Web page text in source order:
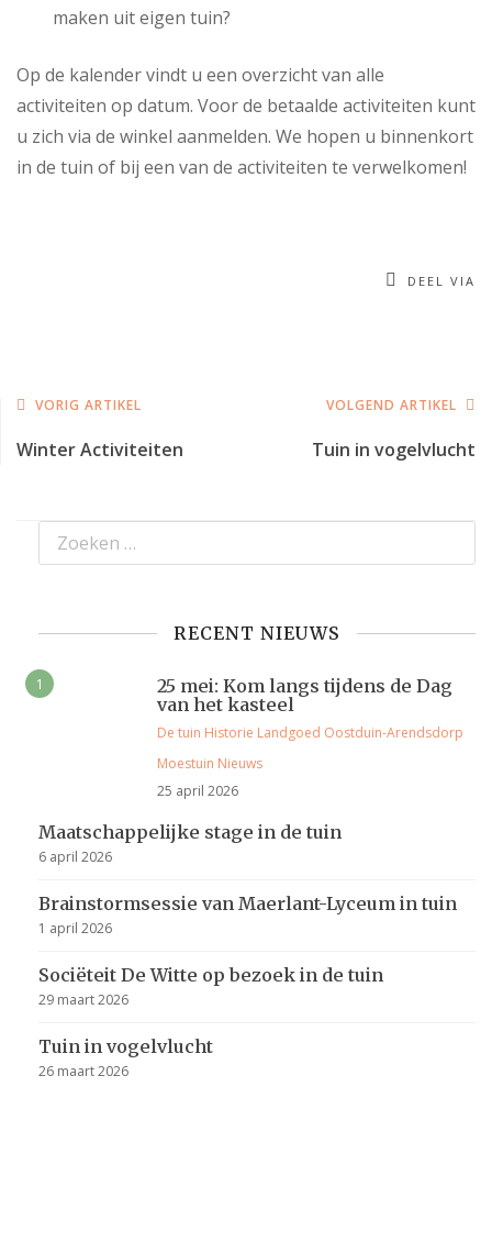
maken uit eigen tuin?
Op de kalender vindt u een overzicht van alle
activiteiten op datum. Voor de betaalde activiteiten kunt
u zich via de winkel aanmelden. We hopen u binnenkort
in de tuin of bij een van de activiteiten te verwelkomen!
DEEL VIA
VORIG ARTIKEL
Winter Activiteiten
VOLGEND ARTIKEL
Tuin in vogelvlucht
RECENT NIEUWS
25 mei: Kom langs tijdens de Dag
van het kasteel
De tuin Historie Landgoed Oostduin-Arendsdorp
Moestuin Nieuws
25 april 2026
Maatschappelijke stage in de tuin
6 april 2026
Brainstormsessie van Maerlant-Lyceum in tuin
1 april 2026
Sociëteit De Witte op bezoek in de tuin
29 maart 2026
Tuin in vogelvlucht
26 maart 2026